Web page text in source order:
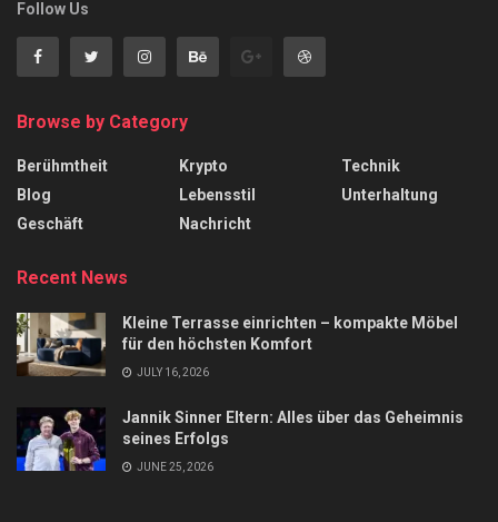
Follow Us
Browse by Category
Berühmtheit
Blog
Geschäft
Krypto
Lebensstil
Nachricht
Technik
Unterhaltung
Recent News
Kleine Terrasse einrichten – kompakte Möbel
für den höchsten Komfort
JULY 16, 2026
Jannik Sinner Eltern: Alles über das Geheimnis
seines Erfolgs
JUNE 25, 2026